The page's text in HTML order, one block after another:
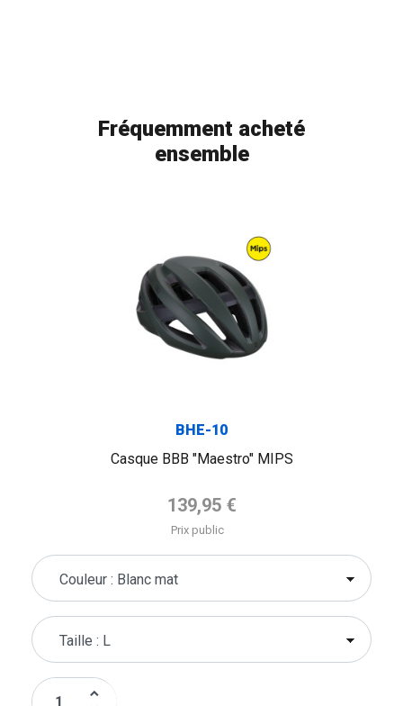
Fréquemment acheté
ensemble
BHE-10
Casque BBB "Maestro" MIPS
Prix de base
139,95 €
Prix public
keyboard_arrow_up